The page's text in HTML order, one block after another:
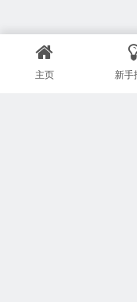
主页 新手